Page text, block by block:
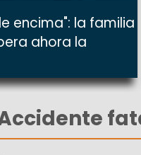
encima": la familia
ahora la